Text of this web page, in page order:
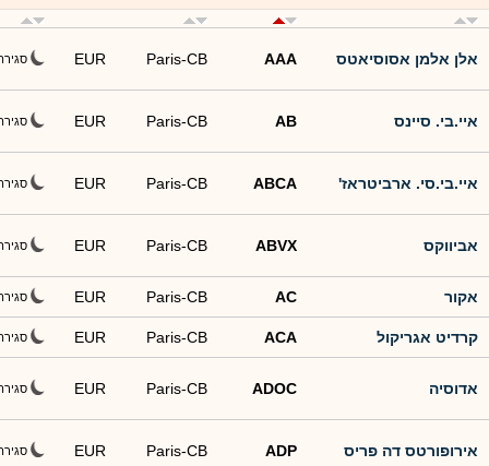
אלן אלמן אסוסיאטס AAA
Paris-CB
EUR
איי.בי. סיינס AB
Paris-CB
EUR
איי.בי.סי. ארביטראז' ABCA
Paris-CB
EUR
אביווקס ABVX
Paris-CB
EUR
אקור AC
Paris-CB
EUR
קרדיט אגריקול ACA
Paris-CB
EUR
אדוסיה ADOC
Paris-CB
EUR
אירופורטס דה פריס ADP
Paris-CB
EUR